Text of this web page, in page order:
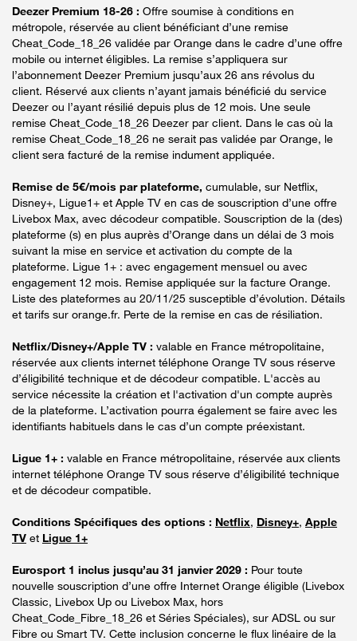
Deezer Premium 18-26 : Offre soumise à conditions en
métropole, réservée au client bénéficiant d’une remise
Cheat_Code_18_26 validée par Orange dans le cadre d’une offre
mobile ou internet éligibles. La remise s’appliquera sur
l’abonnement Deezer Premium jusqu’aux 26 ans révolus du
client. Réservé aux clients n’ayant jamais bénéficié du service
Deezer ou l’ayant résilié depuis plus de 12 mois. Une seule
remise Cheat_Code_18_26 Deezer par client. Dans le cas où la
remise Cheat_Code_18_26 ne serait pas validée par Orange, le
client sera facturé de la remise indument appliquée.
Remise de 5€/mois par plateforme, cumulable, sur Netflix,
Disney+, Ligue1+ et Apple TV en cas de souscription d’une offre
Livebox Max, avec décodeur compatible. Souscription de la (des)
plateforme (s) en plus auprès d’Orange dans un délai de 3 mois
suivant la mise en service et activation du compte de la
plateforme. Ligue 1+ : avec engagement mensuel ou avec
engagement 12 mois. Remise appliquée sur la facture Orange.
Liste des plateformes au 20/11/25 susceptible d’évolution. Détails
et tarifs sur orange.fr. Perte de la remise en cas de résiliation.
Netflix/Disney+/Apple TV : valable en France métropolitaine,
réservée aux clients internet téléphone Orange TV sous réserve
d’éligibilité technique et de décodeur compatible. L'accès au
service nécessite la création et l'activation d'un compte auprès
de la plateforme. L’activation pourra également se faire avec les
identifiants habituels dans le cas d’un compte préexistant.
Ligue 1+ : valable en France métropolitaine, réservée aux clients
internet téléphone Orange TV sous réserve d’éligibilité technique
et de décodeur compatible.
Conditions Spécifiques des options : Netflix, Disney+, Apple
TV et Ligue 1+
Eurosport 1 inclus jusqu’au 31 janvier 2029 : Pour toute
nouvelle souscription d’une offre Internet Orange éligible (Livebox
Classic, Livebox Up ou Livebox Max, hors
Cheat_Code_Fibre_18_26 et Séries Spéciales), sur ADSL ou sur
Fibre ou Smart TV. Cette inclusion concerne le flux linéaire de la